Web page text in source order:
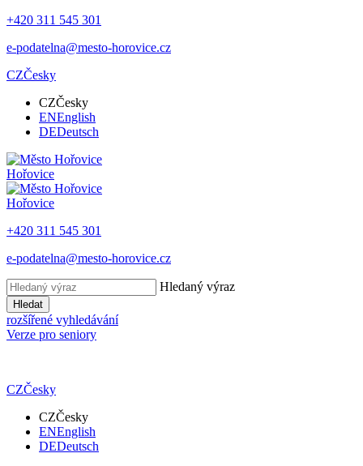
+420 311 545 301
e-podatelna@mesto-horovice.cz
CZČesky
CZČesky
ENEnglish
DEDeutsch
Hořovice
Hořovice
+420 311 545 301
e-podatelna@mesto-horovice.cz
Hledaný výraz
Hledat
rozšířené vyhledávání
Verze pro seniory
CZČesky
CZČesky
ENEnglish
DEDeutsch